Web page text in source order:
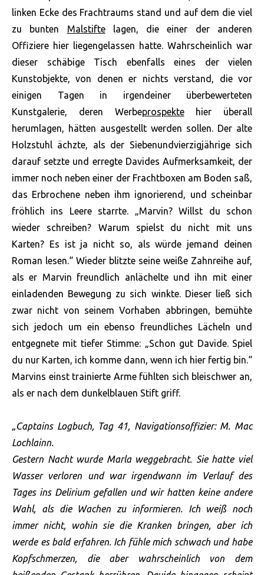
linken Ecke des Frachtraums stand und auf dem die viel
zu bunten Malstiftelagen, die einer der anderen
Offiziere hier liegengelassen hatte. Wahrscheinlich war
dieser schäbige Tisch ebenfalls eines der vielen
Kunstobjekte, von denen er nichts verstand, die vor
einigen Tagen in irgendeiner überbewerteten
Kunstgalerie, deren Werbeprospektehier überall
herumlagen, hätten ausgestellt werden sollen. Der alte
Holzstuhl ächzte, als der Siebenundvierzigjährige sich
darauf setzte und erregte Davides Aufmerksamkeit, der
immer noch neben einer der Frachtboxen am Boden saß,
das Erbrochene neben ihm ignorierend, und scheinbar
fröhlich ins Leere starrte. „Marvin? Willst du schon
wieder schreiben? Warum spielst du nicht mit uns
Karten? Es ist ja nicht so, als würde jemand deinen
Roman lesen.“ Wieder blitzte seine weiße Zahnreihe auf,
als er Marvin freundlich anlächelte und ihn mit einer
einladenden Bewegung zu sich winkte. Dieser ließ sich
zwar nicht von seinem Vorhaben abbringen, bemühte
sich jedoch um ein ebenso freundliches Lächeln und
entgegnete mit tiefer Stimme: „Schon gut Davide. Spiel
du nur Karten, ich komme dann, wenn ich hier fertig bin.“
Marvins einst trainierte Arme fühlten sich bleischwer an,
als er nach dem dunkelblauen Stift griff.
„Captains Logbuch, Tag 41, Navigationsoffizier: M. Mac
Lochlainn.
Gestern Nacht wurde Marla weggebracht. Sie hatte viel
Wasser verloren und war irgendwann im Verlauf des
Tages ins Delirium gefallen und wir hatten keine andere
Wahl, als die Wachen zu informieren. Ich weiß noch
immer nicht, wohin sie die Kranken bringen, aber ich
werde es bald erfahren. Ich fühle mich schwach und habe
Kopfschmerzen, die aber wahrscheinlich von dem